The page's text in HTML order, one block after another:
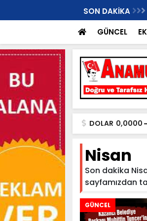
SON DAKİKA
İlçe Başkanlığı İçin Gündemde!
GÜNCEL
DOLAR 0,0000
Nisan
Son dakika
sayfamızdan
GÜNCEL